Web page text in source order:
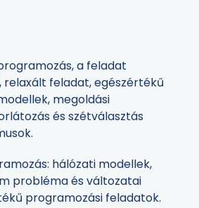
a feladat
relaxált feladat, egészértékű
megoldási
és szétválasztás
hálózati modellek,
probléma és változatai
programozási feladatok.